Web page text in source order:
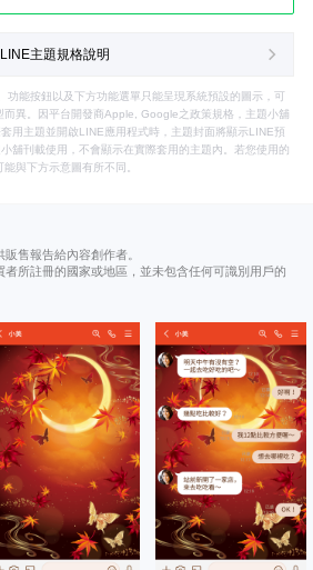
主題規格說明
功能按鈕以及下方功能選單只能呈現系統預設的圖示，可
異。因平台開發商Apple, Google之政策規格，主題小舖
用主題並開啟LINE應用程式時，主題封面將顯示LINE預
舖刊載使用，不會顯示在實際套用的主題內。若您使用的
與下方示意圖有所不同。
售報告給內容創作者。
所註冊的國家或地區，並未包含任何可識別用戶的